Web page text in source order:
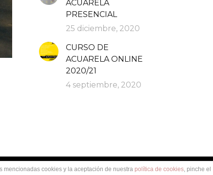
ACUARELA
PRESENCIAL
25 diciembre, 2020
CURSO DE
ACUARELA ONLINE
2020/21
4 septiembre, 2020
mencionadas cookies y la aceptación de nuestra política de cookies, pinche el